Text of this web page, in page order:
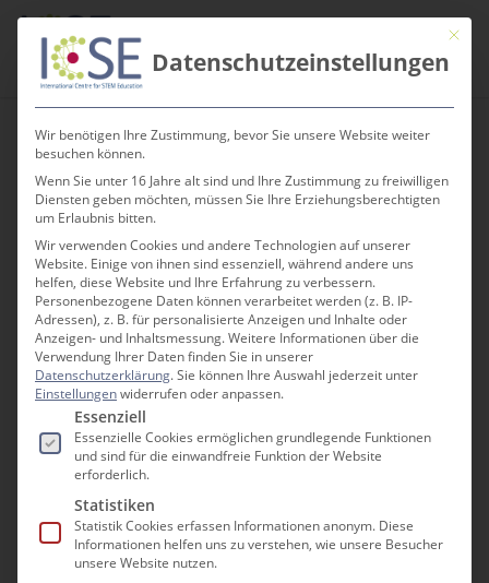
Skip
content
search
MaSDiV Modul 1 –
Leistungsbezogene
Diversität
Mit
Datenschutzeinstellungen
Wir benötigen Ihre Zustimmung, bevor Sie unsere Website weiter
besuchen können.
Wenn Sie unter 16 Jahre alt sind und Ihre Zustimmung zu freiwilligen
Diensten geben möchten, müssen Sie Ihre Erziehungsberechtigten
um Erlaubnis bitten.
Wir verwenden Cookies und andere Technologien auf unserer
Website. Einige von ihnen sind essenziell, während andere uns
helfen, diese Website und Ihre Erfahrung zu verbessern.
Personenbezogene Daten können verarbeitet werden (z. B. IP-
Adressen), z. B. für personalisierte Anzeigen und Inhalte oder
Anzeigen- und Inhaltsmessung.Weitere Informationen über die
Verwendung Ihrer Daten finden Sie in unserer
Datenschutzerklärung.Sie können Ihre Auswahl jederzeit unter
Einstellungenwiderrufen oder anpassen.
Es folgt eine Liste der Service-Gruppen, für die
Essenziell
Essenzielle Cookies ermöglichen grundlegende Funktionen
und sind für die einwandfreie Funktion der Website
erforderlich.
Statistiken
Statistik Cookies erfassen Informationen anonym. Diese
Informationen helfen uns zu verstehen, wie unsere Besucher
unsere Website nutzen.